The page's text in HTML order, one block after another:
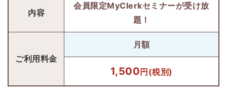
内容
会員限定MyClerkセミナーが受け放
題！
ご利用料金
月額
1,500 円 (税別)